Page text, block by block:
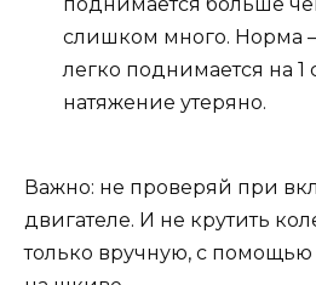
слишком много. Норма
легко поднимается на
натяжение утеряно.
Важно: не проверяй при
двигателе. И не крутить
только вручную, с помощью